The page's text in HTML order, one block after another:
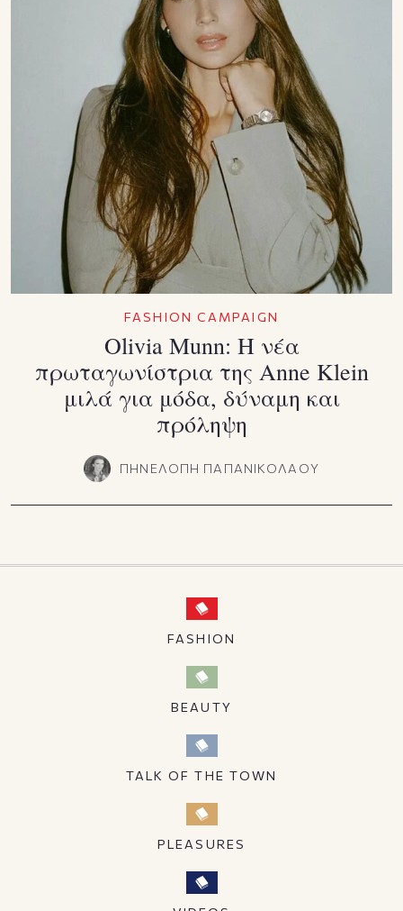
FASHION CAMPAIGN
Olivia Munn: Η νέα
πρωταγωνίστρια της Anne Klein
μιλά για μόδα, δύναμη και
πρόληψη
ΠΗΝΕΛΟΠΗ ΠΑΠΑΝΙΚΟΛΑΟΥ
FASHION
BEAUTY
TALK OF THE TOWN
PLEASURES